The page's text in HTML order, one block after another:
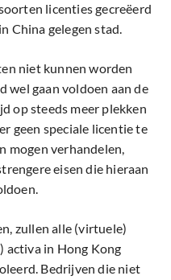
licenties gecreëerd
China gelegen stad.
niet kunnen worden
wel gaan voldoen aan de
op steeds meer plekken
geen speciale licentie te
mogen verhandelen,
eisen die hieraan
zullen alle (virtuele)
activa in Hong Kong
Bedrijven die niet